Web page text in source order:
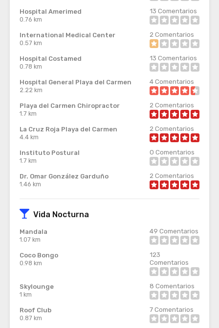
Hospital Amerimed
0.76 km
13 Comentarios
International Medical Center
0.57 km
2 Comentarios
Hospital Costamed
0.78 km
13 Comentarios
Hospital General Playa del Carmen
2.22 km
4Comentarios
Playa del Carmen Chiropractor
1.7 km
2 Comentarios
La Cruz Roja Playa del Carmen
4.4 km
2 Comentarios
Instituto Postural
1.7 km
0 Comentarios
Dr. Omar González Garduño
1.46 km
2 Comentarios
Vida Nocturna
Mandala
1.07 km
49 Comentarios
Coco Bongo
0.98 km
123
Comentarios
Skylounge
1 km
8 Comentarios
Roof Club
0.87 km
7Comentarios